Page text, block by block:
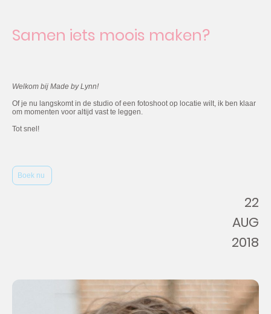
Samen iets moois maken?
Welkom bij Made by Lynn!
Of je nu langskomt in de studio of een fotoshoot op locatie wilt, ik ben klaar
om momenten voor altijd vast te leggen.
Tot snel!
22
AUG
2018
Boek nu